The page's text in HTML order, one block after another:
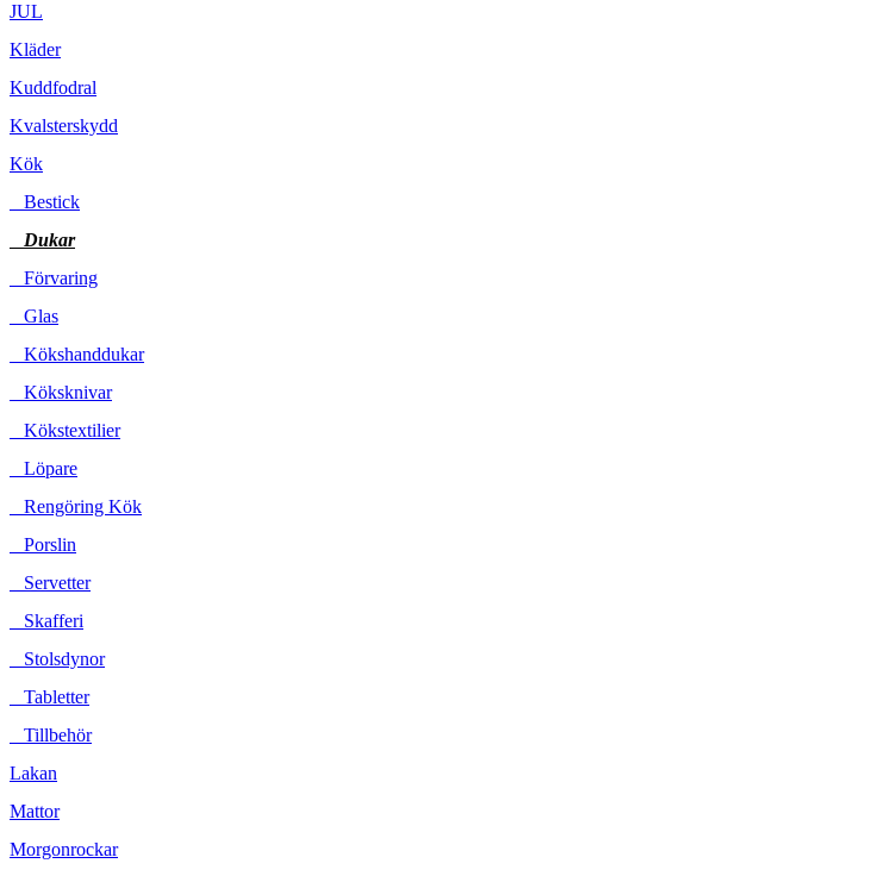
JUL
Kläder
Kuddfodral
Kvalsterskydd
Kök
Bestick
Dukar
Förvaring
Glas
Kökshanddukar
Köksknivar
Kökstextilier
Löpare
Rengöring Kök
Porslin
Servetter
Skafferi
Stolsdynor
Tabletter
Tillbehör
Lakan
Mattor
Morgonrockar